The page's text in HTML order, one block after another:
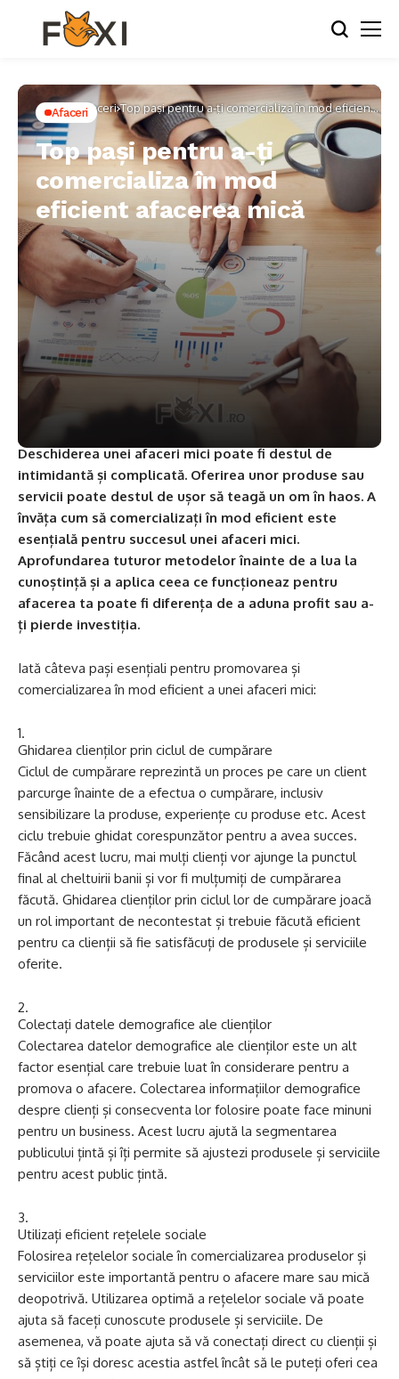
Home Afaceri Top pași pentru a-ți comercializa în mod eficient
afacerea mică
Afaceri
Top pași pentru a-ți
comercializa în mod
eficient afacerea mică
Deschiderea unei afaceri mici poate fi destul de
intimidantă și complicată. Oferirea unor produse sau
servicii poate destul de ușor să teagă un om în haos. A
învăța cum să comercializați în mod eficient este
esențială pentru succesul unei afaceri mici.
Aprofundarea tuturor metodelor înainte de a lua la
cunoștință și a aplica ceea ce funcționeaz pentru
afacerea ta poate fi diferența de a aduna profit sau a-
ți pierde investiția.
Iată câteva pași esențiali pentru promovarea și
comercializarea în mod eficient a unei afaceri mici:
Ghidarea clienților prin ciclul de cumpărare
Ciclul de cumpărare reprezintă un proces pe care un client
parcurge înainte de a efectua o cumpărare, inclusiv
sensibilizare la produse, experiențe cu produse etc. Acest
ciclu trebuie ghidat corespunzător pentru a avea succes.
Făcând acest lucru, mai mulți clienți vor ajunge la punctul
final al cheltuirii banii și vor fi mulțumiți de cumpărarea
făcută. Ghidarea clienților prin ciclul lor de cumpărare joacă
un rol important de necontestat și trebuie făcută eficient
pentru ca clienții să fie satisfăcuți de produsele și serviciile
oferite.
Colectați datele demografice ale clienților
Colectarea datelor demografice ale clienților este un alt
factor esențial care trebuie luat în considerare pentru a
promova o afacere. Colectarea informațiilor demografice
despre clienți și consecventa lor folosire poate face minuni
pentru un business. Acest lucru ajută la segmentarea
publicului țintă și îți permite să ajustezi produsele și serviciile
pentru acest public țintă.
Utilizați eficient rețelele sociale
Folosirea rețelelor sociale în comercializarea produselor și
serviciilor este importantă pentru o afacere mare sau mică
deopotrivă. Utilizarea optimă a rețelelor sociale vă poate
ajuta să faceți cunoscute produsele și serviciile. De
asemenea, vă poate ajuta să vă conectați direct cu clienții și
să știți ce își doresc acestia astfel încât să le puteți oferi cea